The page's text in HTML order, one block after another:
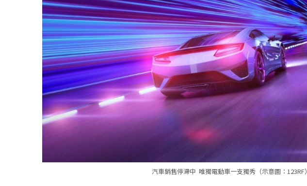
汽車銷售停滯中 唯獨電動車一支獨秀（示意圖：123RF）